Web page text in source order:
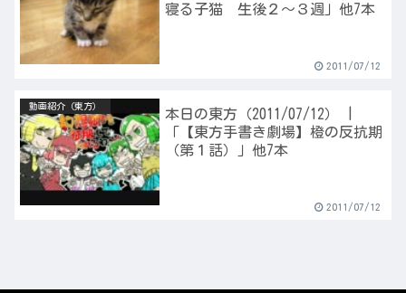
寝る子猫 生後２～３週」他7本
2011/07/12
動画紹介（東方）
本日の東方（2011/07/12） |
「【東方手書き劇場】橙の反抗期
（第１話）」他7本
2011/07/12